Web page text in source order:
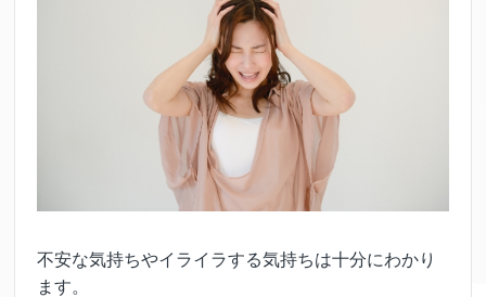
不安な気持ちやイライラする気持ちは十分にわかり
ます。